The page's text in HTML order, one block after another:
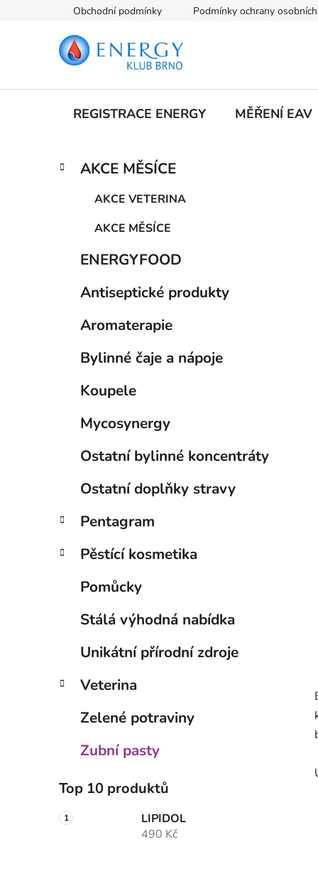
Obchodní podmínky Podmínky ochrany
REGISTRACE ENERGY MĚŘENÍ EAV
PPřeskočit
kategorie
K
a
AKCE MĚSÍCE
AKCE VETERINA
AKCE MĚSÍCE
ENERGYFOOD
Antiseptické produkty
Aromaterapie
Bylinné čaje a nápoje
Koupele
Mycosynergy
Ostatní bylinné koncentráty
Ostatní doplňky stravy
Pentagram
Pěstící kosmetika
Pomůcky
Stálá výhodná nabídka
Unikátní přírodní zdroje
Veterina
Zelené potraviny
Zubní pasty
Top 10 produktů
LIPIDOL
490 Kč